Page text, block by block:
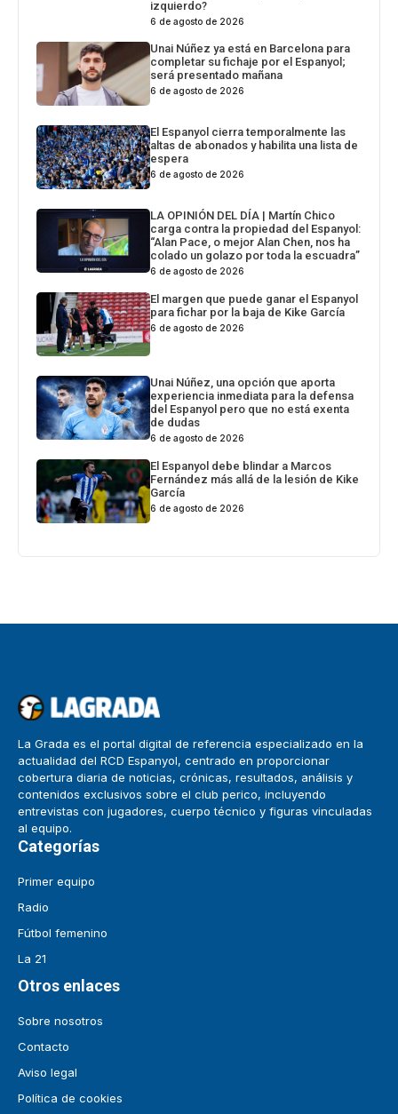
izquierdo?
6 de agosto de 2026
Unai Núñez ya está en Barcelona para
completar su fichaje por el Espanyol;
será presentado mañana
6 de agosto de 2026
El Espanyol cierra temporalmente las
altas de abonados y habilita una lista de
espera
6 de agosto de 2026
LA OPINIÓN DEL DÍA | Martín Chico
carga contra la propiedad del Espanyol:
“Alan Pace, o mejor Alan Chen, nos ha
colado un golazo por toda la escuadra”
6 de agosto de 2026
El margen que puede ganar el Espanyol
para fichar por la baja de Kike García
6 de agosto de 2026
Unai Núñez, una opción que aporta
experiencia inmediata para la defensa
del Espanyol pero que no está exenta
de dudas
6 de agosto de 2026
El Espanyol debe blindar a Marcos
Fernández más allá de la lesión de Kike
García
6 de agosto de 2026
La Grada es el portal digital de referencia especializado en la
actualidad del RCD Espanyol, centrado en proporcionar
cobertura diaria de noticias, crónicas, resultados, análisis y
contenidos exclusivos sobre el club perico, incluyendo
entrevistas con jugadores, cuerpo técnico y figuras vinculadas
al equipo.
Categorías
Primer equipo
Radio
Fútbol femenino
La 21
Otros enlaces
Sobre nosotros
Contacto
Aviso legal
Política de cookies